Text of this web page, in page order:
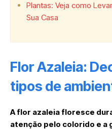
Plantas: Veja como
Sua Casa
Flor Azaleia:
tipos de
A flor azaleia floresce
atenção pelo colorido e a